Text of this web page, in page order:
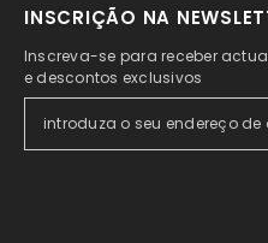
INSCRIÇÃO NA
Inscreva-se para receber
e descontos exclusivos